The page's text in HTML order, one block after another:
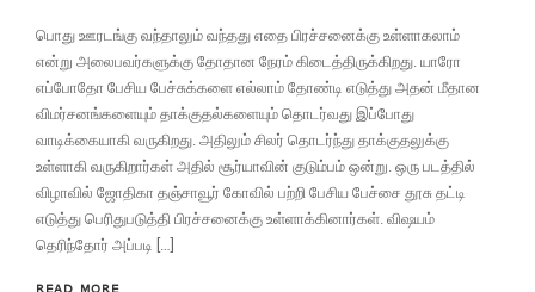
பொது ஊரடங்கு வந்தாலும் வந்தது எதை பிரச்சனைக்கு உள்ளாகலாம்
என்று அலைபவர்களுக்கு தோதான நேரம் கிடைத்திருக்கிறது. யாரோ
எப்போதோ பேசிய பேச்சுக்களை எல்லாம் தோண்டி எடுத்து அதன் மீதான
விமர்சனங்களையும் தாக்குதல்களையும் தொடர்வது இப்போது
வாடிக்கையாகி வருகிறது. அதிலும் சிலர் தொடர்ந்து தாக்குதலுக்கு
உள்ளாகி வருகிறார்கள் அதில் சூர்யாவின் குடும்பம் ஒன்று. ஒரு படத்தில்
விழாவில் ஜோதிகா தஞ்சாவூர் கோவில் பற்றி பேசிய பேச்சை தூசு தட்டி
எடுத்து பெரிதுபடுத்தி பிரச்சனைக்கு உள்ளாக்கினார்கள். விஷயம்
தெரிந்தோர் அப்படி […]
READ MORE